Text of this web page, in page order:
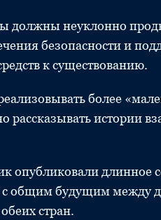
должны неуклонно
безопасности и
к существованию.
более
рассказывать истории
опубликовали длинное
с общим будущим между
стран.